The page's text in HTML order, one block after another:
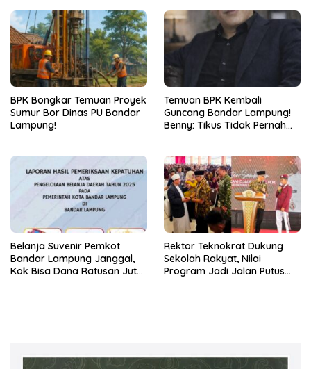
dari Desa
BPK Bongkar Temuan Proyek
Sumur Bor Dinas PU Bandar
Lampung!
Temuan BPK Kembali
Guncang Bandar Lampung!
Benny: Tikus Tidak Pernah
Belanja Suvenir Pemkot
Bandar Lampung Janggal,
Kok Bisa Dana Ratusan Juta
Rektor Teknokrat Dukung
Sekolah Rakyat, Nilai
Program Jadi Jalan Putus